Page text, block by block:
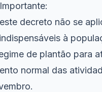
decreto não se
à
de plantão para
normal das